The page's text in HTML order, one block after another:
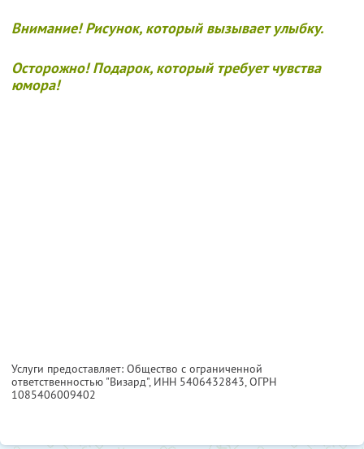
Внимание!Рисунок, который вызывает улыбку.
Осторожно!Подарок, который требует чувства
юмора!
Услуги предоставляет: Общество с ограниченной
ответственностью "Визард", ИНН 5406432843, ОГРН
1085406009402